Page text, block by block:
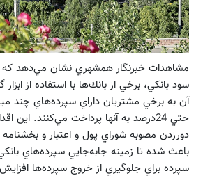
مشاهدات خبرنگار همشهري نشان مي‌دهد
سود بانكي، برخي از بانك‌ها با استفاده از
حتي 24درصد به آنها پرداخت مي‌كنند. اين
دورزدن مصوبه شوراي پول و اعتبار و بخشنامه
باعث شده تا زمينه جابه‌جايي سپرده‌هاي
سپرده براي جلوگيري از خروج سپرده‌ها